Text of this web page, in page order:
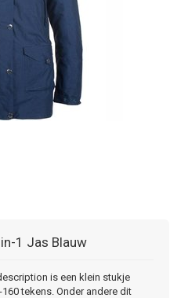
1 Jas Blauw
is een klein stukje
tekens. Onder andere dit